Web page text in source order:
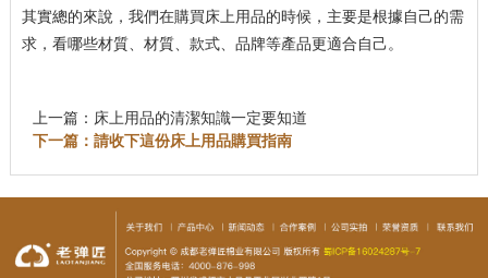
其實總的來說，我們在購買床上用品的時候，主要是根據自己的需
求，看哪些材質、材質、款式、品牌等產品更適合自己。
上一篇： 床上用品的清潔知識一定要知道
下一篇： 請收下這份床上用品購買指南